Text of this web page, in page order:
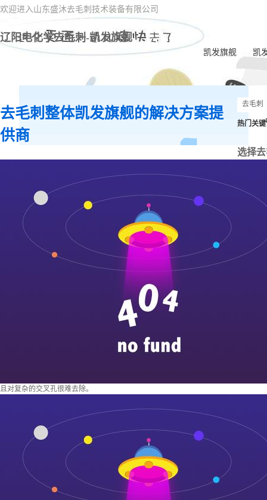
欢迎进入山东盛沐去毛刺技术装备有限公司
辽阳电化学去毛刺-凯发旗舰
凯发旗舰 凯
去毛刺整体凯发旗舰的解决方案提
供商
热门关
选择
且对复杂的交叉孔很难去除。